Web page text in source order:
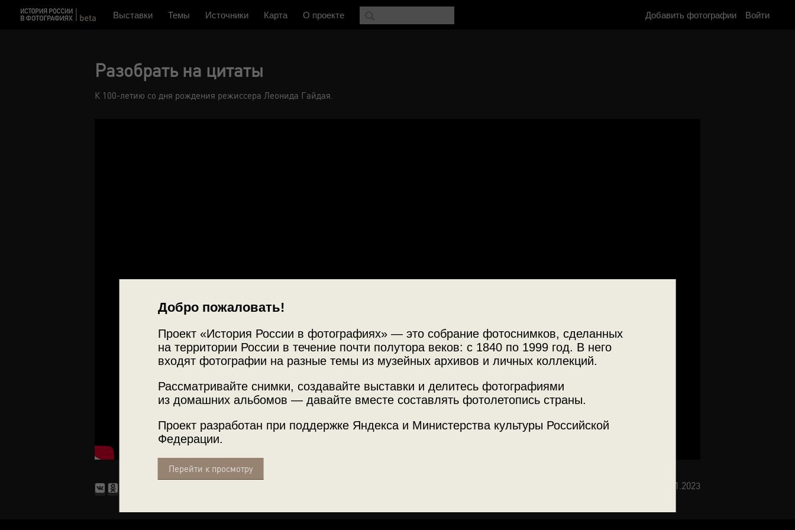
Добро пожаловать!
Проект «История России в фотографиях» — это собрание фотоснимков, сделанных
на территории России в течение почти полутора веков: с 1840 по 1999 год. В него
входят фотографии на разные темы из музейных архивов и личных коллекций.
Рассматривайте снимки, создавайте выставки и делитесь фотографиями
из домашних альбомов — давайте вместе составлять фотолетопись страны.
Проект разработан при поддержке Яндекса и Министерства культуры Российской
Федерации.
Перейти к просмотру
Выставки Темы Источники Карта О проекте Добавить фотографии Войти
Разобрать на цитаты
К 100-летию со дня рождения режиссера Леонида Гайдая.
Опубликована: 30.01.2023